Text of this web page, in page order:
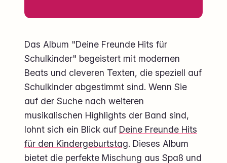
Das Album "Deine Freunde Hits für
Schulkinder" begeistert mit modernen
Beats und cleveren Texten, die speziell auf
Schulkinder abgestimmt sind. Wenn Sie
auf der Suche nach weiteren
musikalischen Highlights der Band sind,
lohnt sich ein Blick auf Deine Freunde Hits
für den Kindergeburtstag. Dieses Album
bietet die perfekte Mischung aus Spaß und